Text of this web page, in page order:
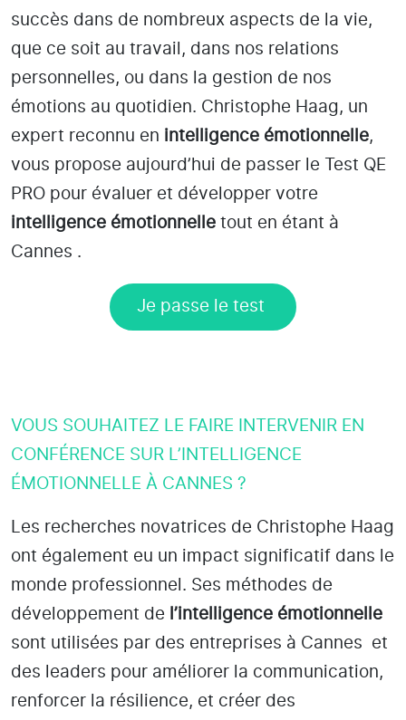
succès dans de nombreux aspects de la vie,
que ce soit au travail, dans nos relations
personnelles, ou dans la gestion de nos
émotions au quotidien. Christophe Haag, un
expert reconnu en intelligence émotionnelle,
vous propose aujourd’hui de passer le Test QE
PRO pour évaluer et développer votre
intelligence émotionnelle tout en étant à
Cannes .
Je passe le test
VOUS SOUHAITEZ LE FAIRE INTERVENIR EN
CONFÉRENCE SUR L’INTELLIGENCE
ÉMOTIONNELLE À CANNES ?
Les recherches novatrices de Christophe Haag
ont également eu un impact significatif dans le
monde professionnel. Ses méthodes de
développement de l’intelligence émotionnelle
sont utilisées par des entreprises à Cannes
et
des leaders pour améliorer la communication,
renforcer la résilience, et créer des